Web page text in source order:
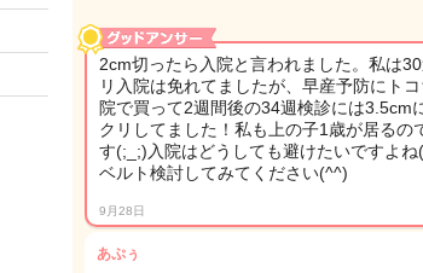
2cm切ったら入院と言われました。私は
リ入院は免れてましたが、早産予防にト
院で買って2週間後の34週検診には3.5cm
クリしてました！私も上の子1歳が居るの
す(;_;)入院はどうしても避けたいですよ
ベルト検討してみてください(^^)
9月28日
あぷぅ